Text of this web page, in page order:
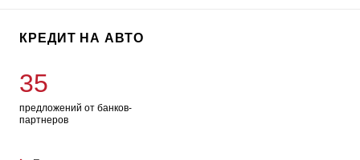
КРЕДИТ НА АВТО
35
предложений от банков-
партнеров